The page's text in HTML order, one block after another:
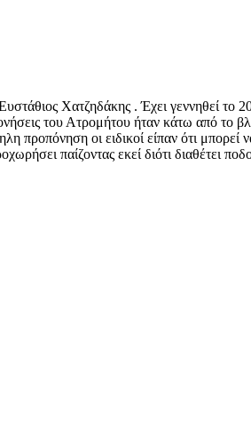
Χατζηδάκης . Έχει γεννηθεί το
του Ατρομήτου ήταν κάτω από το
οι ειδικοί είπαν ότι
παίζοντας εκεί διότι διαθέτει